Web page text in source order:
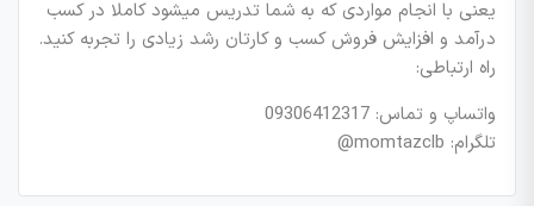
یعنی با انجام مواردی که به شما تدریس میشود کاملا در کسب
درآمد و افزایش فروش کسب و کارتان رشد زیادی را تجربه کنید.
راه ارتباطی:
واتساپ و تماس: 09306412317
تلگرام: momtazclb@